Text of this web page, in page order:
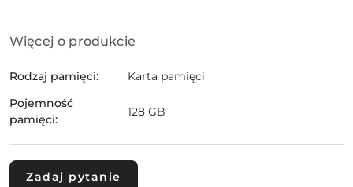
Więcej o produkcie
Rodzaj pamięci:
Karta pamięci
Pojemność
pamięci:
128 GB
Zadaj pytanie